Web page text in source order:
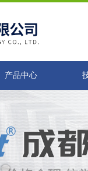
产品中心